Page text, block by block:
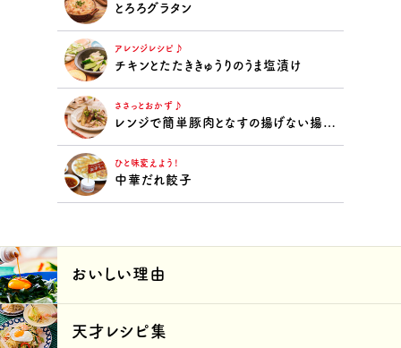
とろろグラタン
アレンジレシピ♪
チキンとたたききゅうりのうま塩漬け
ささっとおかず♪
レンジで簡単豚肉となすの揚げない揚げ浸し
ひと味変えよう！
中華だれ餃子
おいしい理由
天才レシピ集